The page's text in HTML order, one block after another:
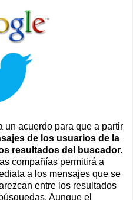
un acuerdo para que a partir
de los usuarios de la
resultados del buscador.
compañías permitirá a
a los mensajes que se
entre los resultados
Aunque el